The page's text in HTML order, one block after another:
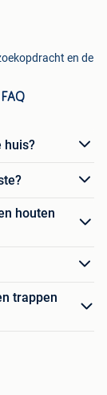
en de
huis?
houten
trappen